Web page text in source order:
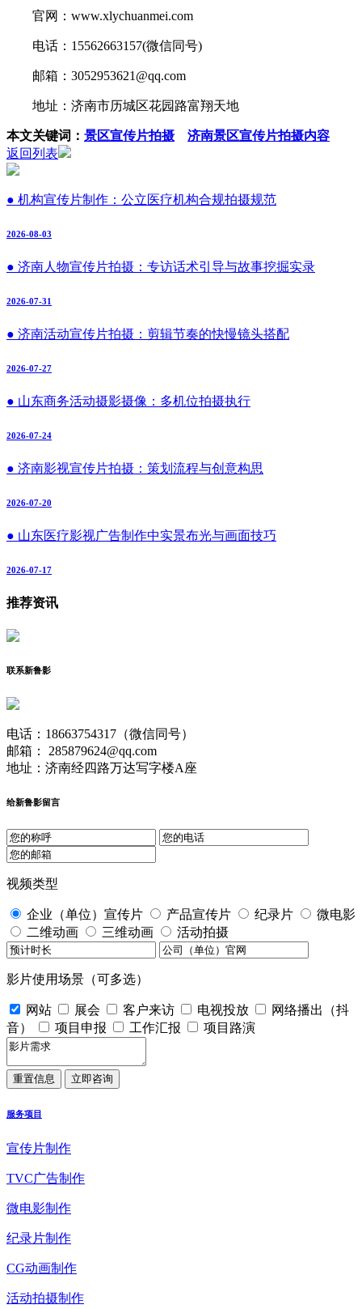
官网：www.xlychuanmei.com
电话：15562663157(微信同号)
邮箱：3052953621@qq.com
地址：济南市历城区花园路富翔天地
本文关键词： 景区宣传片拍摄
济南景区宣传片拍摄内容
返回列表
● 机构宣传片制作：公立医疗机构合规拍摄规范
2026-08-03
● 济南人物宣传片拍摄：专访话术引导与故事挖掘实录
2026-07-31
● 济南活动宣传片拍摄：剪辑节奏的快慢镜头搭配
2026-07-27
● 山东商务活动摄影摄像：多机位拍摄执行
2026-07-24
● 济南影视宣传片拍摄：策划流程与创意构思
2026-07-20
● 山东医疗影视广告制作中实景布光与画面技巧
2026-07-17
推荐资讯
联系新鲁影
电话：18663754317（微信同号）
邮箱： 285879624@qq.com
地址：济南经四路万达写字楼A座
给新鲁影留言
视频类型
企业（单位）宣传片 产品宣传片 纪录片
微电影
二维动画
三维动画 活动拍摄
影片使用场景（可多选）
网站 展会 客户来访 电视投放
网络播出（抖
音）
项目申报 工作汇报 项目路演
服务项目
宣传片制作
TVC广告制作
微电影制作
纪录片制作
CG动画制作
活动拍摄制作